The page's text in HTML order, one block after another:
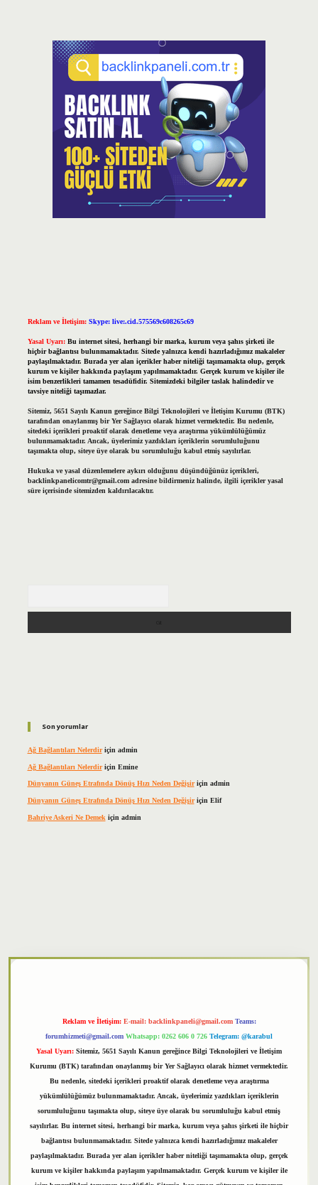
Reklam ve İletişim: Skype: live:.cid.575569c608265c69
Yasal Uyarı: Bu internet sitesi, herhangi bir marka, kurum veya şahıs şirketi ile
hiçbir bağlantısı bulunmamaktadır. Sitede yalnızca kendi hazırladığımız makaleler
paylaşılmaktadır. Burada yer alan içerikler haber niteliği taşımamakta olup, gerçek
kurum ve kişiler hakkında paylaşım yapılmamaktadır. Gerçek kurum ve kişiler ile
isim benzerlikleri tamamen tesadüfidir. Sitemizdeki bilgiler taslak halindedir ve
tavsiye niteliği taşımazlar.
Sitemiz, 5651 Sayılı Kanun gereğince Bilgi Teknolojileri ve İletişim Kurumu (BTK)
tarafından onaylanmış bir Yer Sağlayıcı olarak hizmet vermektedir. Bu nedenle,
sitedeki içerikleri proaktif olarak denetleme veya araştırma yükümlülüğümüz
bulunmamaktadır. Ancak, üyelerimiz yazdıkları içeriklerin sorumluluğunu
taşımakta olup, siteye üye olarak bu sorumluluğu kabul etmiş sayılırlar.
Hukuka ve yasal düzenlemelere aykırı olduğunu düşündüğünüz içerikleri,
backlinkpanelicomtr@gmail.comadresine bildirmeniz halinde, ilgili içerikler yasal
süre içerisinde sitemizden kaldırılacaktır.
Son yorumlar
Ağ Bağlantıları Nelerdiriçin admin
Ağ Bağlantıları Nelerdiriçin Emine
Dünyanın Güneş Etrafında Dönüş Hızı Neden Değişiriçin admin
Dünyanın Güneş Etrafında Dönüş Hızı Neden Değişiriçin Elif
Bahriye Askeri Ne Demek için admin
Reklam ve İletişim: E-mail: backlinkpaneli@gmail.com Teams:
forumhizmeti@gmail.com Whatsapp: 0262 606 0 726 Telegram: @karabul
Yasal Uyarı: Sitemiz, 5651 Sayılı Kanun gereğince Bilgi Teknolojileri ve İletişim
Kurumu (BTK) tarafından onaylanmış bir Yer Sağlayıcı olarak hizmet vermektedir.
Bu nedenle, sitedeki içerikleri proaktif olarak denetleme veya araştırma
yükümlülüğümüz bulunmamaktadır. Ancak, üyelerimiz yazdıkları içeriklerin
sorumluluğunu taşımakta olup, siteye üye olarak bu sorumluluğu kabul etmiş
sayılırlar. Bu internet sitesi, herhangi bir marka, kurum veya şahıs şirketi ile hiçbir
bağlantısı bulunmamaktadır. Sitede yalnızca kendi hazırladığımız makaleler
paylaşılmaktadır. Burada yer alan içerikler haber niteliği taşımamakta olup, gerçek
kurum ve kişiler hakkında paylaşım yapılmamaktadır. Gerçek kurum ve kişiler ile